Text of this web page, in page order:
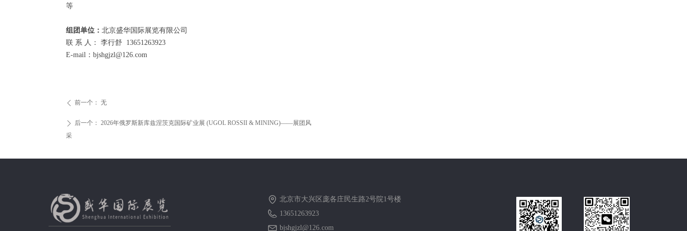
等
组团单位： 北京盛华国际展览有限公司
联 系 人： 李行舒 13651263923
E-mail：bjshgjzl@126.com
ꄴ 前一个： 无
ꄲ 后一个： 2026年俄罗斯新库兹涅茨克国际矿业展 (UGOL ROSSII & MINING)——展团风
采
北京市大兴区庞各庄民生路2号院1号楼
13651263923
bjshgjzl@126.com